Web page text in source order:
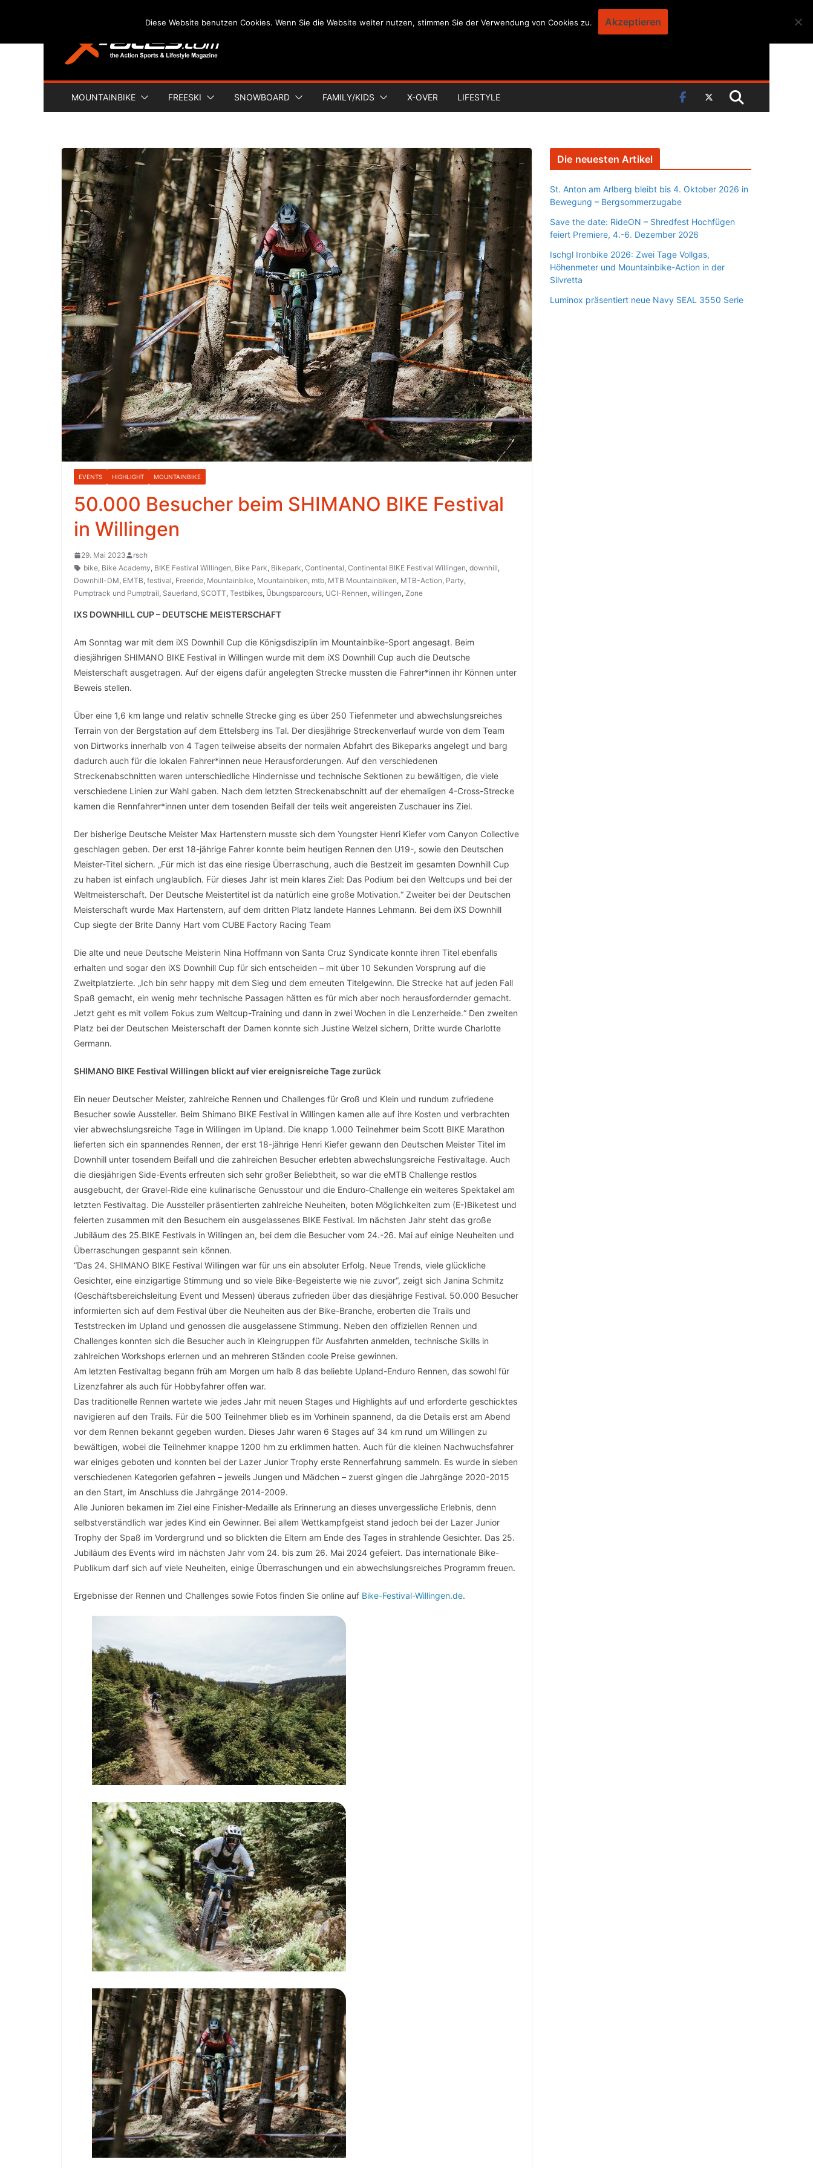
content
MOUNTAINBIKE FREESKI SNOWBOARD FAMILY/KIDS X-OVER LIFESTYLE
EVENTS HIGHLIGHT MOUNTAINBIKE
50.000 Besucher beim SHIMANO BIKE Festival
in Willingen
29. Mai 2023
rsch
bike, Bike Academy, BIKE Festival Willingen, Bike Park, Bikepark, Continental, Continental BIKE Festival Willingen, downhill,
Downhill-DM, EMTB, festival, Freeride, Mountainbike, Mountainbiken, mtb, MTB Mountainbiken, MTB-Action, Party,
Pumptrack und Pumptrail, Sauerland, SCOTT, Testbikes, Übungsparcours, UCI-Rennen, willingen, Zone
IXS DOWNHILL CUP – DEUTSCHE MEISTERSCHAFT
Am Sonntag war mit dem iXS Downhill Cup die Königsdisziplin im Mountainbike-Sport angesagt. Beim
diesjährigen SHIMANO BIKE Festival in Willingen wurde mit dem iXS Downhill Cup auch die Deutsche
Meisterschaft ausgetragen. Auf der eigens dafür angelegten Strecke mussten die Fahrer*innen ihr Können unter
Beweis stellen.
Über eine 1,6 km lange und relativ schnelle Strecke ging es über 250 Tiefenmeter und abwechslungsreiches
Terrain von der Bergstation auf dem Ettelsberg ins Tal. Der diesjährige Streckenverlauf wurde von dem Team
von Dirtworks innerhalb von 4 Tagen teilweise abseits der normalen Abfahrt des Bikeparks angelegt und barg
dadurch auch für die lokalen Fahrer*innen neue Herausforderungen. Auf den verschiedenen
Streckenabschnitten waren unterschiedliche Hindernisse und technische Sektionen zu bewältigen, die viele
verschiedene Linien zur Wahl gaben. Nach dem letzten Streckenabschnitt auf der ehemaligen 4-Cross-Strecke
kamen die Rennfahrer*innen unter dem tosenden Beifall der teils weit angereisten Zuschauer ins Ziel.
Der bisherige Deutsche Meister Max Hartenstern musste sich dem Youngster Henri Kiefer vom Canyon Collective
geschlagen geben. Der erst 18-jährige Fahrer konnte beim heutigen Rennen den U19-, sowie den Deutschen
Meister-Titel sichern. „Für mich ist das eine riesige Überraschung, auch die Bestzeit im gesamten Downhill Cup
zu haben ist einfach unglaublich. Für dieses Jahr ist mein klares Ziel: Das Podium bei den Weltcups und bei der
Weltmeisterschaft. Der Deutsche Meistertitel ist da natürlich eine große Motivation.“ Zweiter bei der Deutschen
Meisterschaft wurde Max Hartenstern, auf dem dritten Platz landete Hannes Lehmann. Bei dem iXS Downhill
Cup siegte der Brite Danny Hart vom CUBE Factory Racing Team
Die alte und neue Deutsche Meisterin Nina Hoffmann von Santa Cruz Syndicate konnte ihren Titel ebenfalls
erhalten und sogar den iXS Downhill Cup für sich entscheiden – mit über 10 Sekunden Vorsprung auf die
Zweitplatzierte. „Ich bin sehr happy mit dem Sieg und dem erneuten Titelgewinn. Die Strecke hat auf jeden Fall
Spaß gemacht, ein wenig mehr technische Passagen hätten es für mich aber noch herausfordernder gemacht.
Jetzt geht es mit vollem Fokus zum Weltcup-Training und dann in zwei Wochen in die Lenzerheide.“ Den zweiten
Platz bei der Deutschen Meisterschaft der Damen konnte sich Justine Welzel sichern, Dritte wurde Charlotte
Germann.
SHIMANO BIKE Festival Willingen blickt auf vier ereignisreiche Tage zurück
Ein neuer Deutscher Meister, zahlreiche Rennen und Challenges für Groß und Klein und rundum zufriedene
Besucher sowie Aussteller. Beim Shimano BIKE Festival in Willingen kamen alle auf ihre Kosten und verbrachten
vier abwechslungsreiche Tage in Willingen im Upland. Die knapp 1.000 Teilnehmer beim Scott BIKE Marathon
lieferten sich ein spannendes Rennen, der erst 18-jährige Henri Kiefer gewann den Deutschen Meister Titel im
Downhill unter tosendem Beifall und die zahlreichen Besucher erlebten abwechslungsreiche Festivaltage. Auch
die diesjährigen Side-Events erfreuten sich sehr großer Beliebtheit, so war die eMTB Challenge restlos
ausgebucht, der Gravel-Ride eine kulinarische Genusstour und die Enduro-Challenge ein weiteres Spektakel am
letzten Festivaltag. Die Aussteller präsentierten zahlreiche Neuheiten, boten Möglichkeiten zum (E-)Biketest und
feierten zusammen mit den Besuchern ein ausgelassenes BIKE Festival. Im nächsten Jahr steht das große
Jubiläum des 25.BIKE Festivals in Willingen an, bei dem die Besucher vom 24.-26. Mai auf einige Neuheiten und
Überraschungen gespannt sein können.
“Das 24. SHIMANO BIKE Festival Willingen war für uns ein absoluter Erfolg. Neue Trends, viele glückliche
Gesichter, eine einzigartige Stimmung und so viele Bike-Begeisterte wie nie zuvor“, zeigt sich Janina Schmitz
(Geschäftsbereichsleitung Event und Messen) überaus zufrieden über das diesjährige Festival. 50.000 Besucher
informierten sich auf dem Festival über die Neuheiten aus der Bike-Branche, eroberten die Trails und
Teststrecken im Upland und genossen die ausgelassene Stimmung. Neben den offiziellen Rennen und
Challenges konnten sich die Besucher auch in Kleingruppen für Ausfahrten anmelden, technische Skills in
zahlreichen Workshops erlernen und an mehreren Ständen coole Preise gewinnen.
Am letzten Festivaltag begann früh am Morgen um halb 8 das beliebte Upland-Enduro Rennen, das sowohl für
Lizenzfahrer als auch für Hobbyfahrer offen war.
Das traditionelle Rennen wartete wie jedes Jahr mit neuen Stages und Highlights auf und erforderte geschicktes
navigieren auf den Trails. Für die 500 Teilnehmer blieb es im Vorhinein spannend, da die Details erst am Abend
vor dem Rennen bekannt gegeben wurden. Dieses Jahr waren 6 Stages auf 34 km rund um Willingen zu
bewältigen, wobei die Teilnehmer knappe 1200 hm zu erklimmen hatten. Auch für die kleinen Nachwuchsfahrer
war einiges geboten und konnten bei der Lazer Junior Trophy erste Rennerfahrung sammeln. Es wurde in sieben
verschiedenen Kategorien gefahren – jeweils Jungen und Mädchen – zuerst gingen die Jahrgänge 2020-2015
an den Start, im Anschluss die Jahrgänge 2014-2009.
Alle Junioren bekamen im Ziel eine Finisher-Medaille als Erinnerung an dieses unvergessliche Erlebnis, denn
selbstverständlich war jedes Kind ein Gewinner. Bei allem Wettkampfgeist stand jedoch bei der Lazer Junior
Trophy der Spaß im Vordergrund und so blickten die Eltern am Ende des Tages in strahlende Gesichter. Das 25.
Jubiläum des Events wird im nächsten Jahr vom 24. bis zum 26. Mai 2024 gefeiert. Das internationale Bike-
Publikum darf sich auf viele Neuheiten, einige Überraschungen und ein abwechslungsreiches Programm freuen.
Ergebnisse der Rennen und Challenges sowie Fotos finden Sie online auf Bike-Festival-Willingen.de.
Die neuesten Artikel
St. Anton am Arlberg bleibt bis 4. Oktober 2026 in
Bewegung – Bergsommerzugabe
Save the date: RideON – Shredfest Hochfügen
feiert Premiere, 4.-6. Dezember 2026
Ischgl Ironbike 2026: Zwei Tage Vollgas,
Höhenmeter und Mountainbike-Action in der
Silvretta
Luminox präsentiert neue Navy SEAL 3550 Serie
Diese Website benutzen Cookies. Wenn Sie die Website weiter nutzen, stimmen Sie der Verwendung von Cookies zu. Akzeptieren